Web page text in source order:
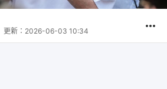
更新： 2026-06-03 10:34